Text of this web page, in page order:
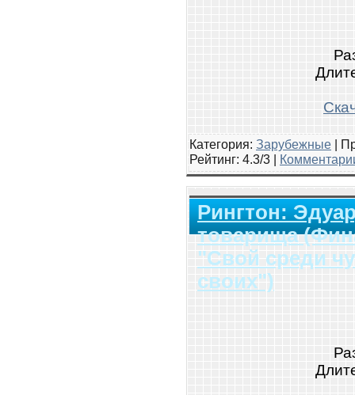
Категория: Зарубежные |
Рейтинг: 4.3/3 |
Рингтон:
товарища
"Свой среди
своих")